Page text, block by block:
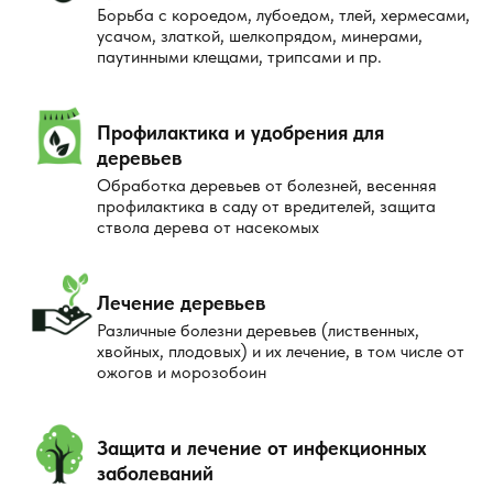
Борьба с короедом, лубоедом, тлей, хермесами,
усачом, златкой, шелкопрядом, минерами,
паутинными клещами, трипсами и пр.
Профилактика и удобрения для
деревьев
Обработка деревьев от болезней, весенняя
профилактика в саду от вредителей, защита
ствола дерева от насекомых
Лечение деревьев
Различные болезни деревьев (лиственных,
хвойных, плодовых) и их лечение, в том числе от
ожогов и морозобоин
Защита и лечение от инфекционных
заболеваний